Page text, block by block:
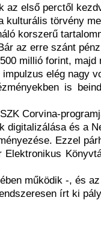
az első perctől
kulturális törvény
korszerű
az erre szánt
millió forint, majd
elég nagy
is
Corvina-
digitalizálása és a
Ezzel
Elektronikus
működik -, és
írt ki